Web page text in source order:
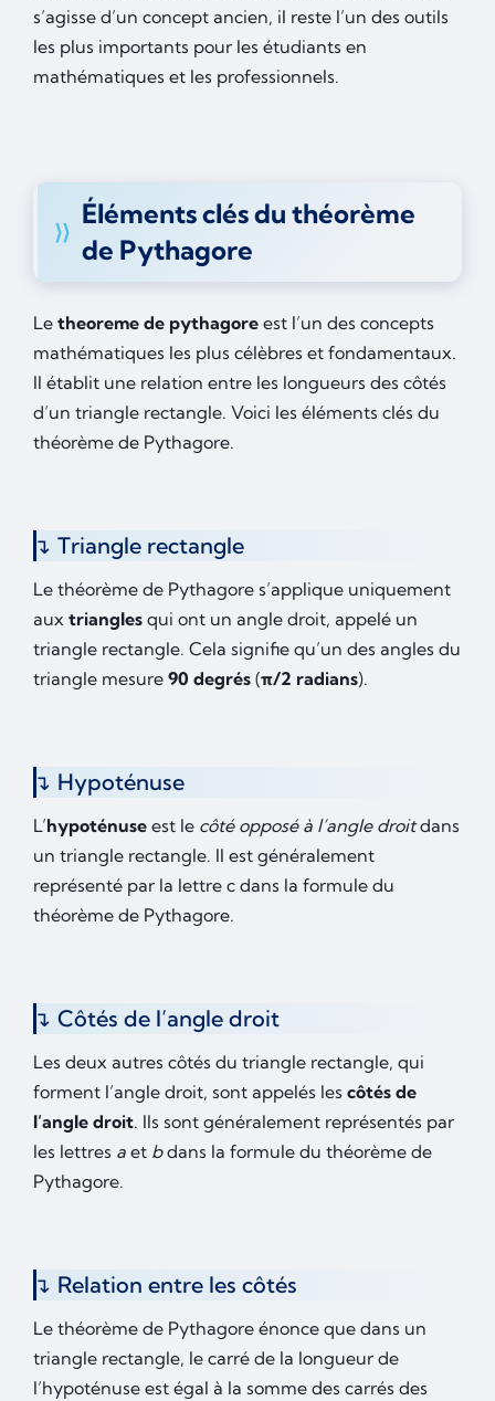
s’agisse d’un concept ancien, il reste l’un des outils
les plus importants pour les étudiants en
mathématiques et les professionnels.
Éléments clés du théorème
de Pythagore
Le theoreme de pythagore est l’un des concepts
mathématiques les plus célèbres et fondamentaux.
Il établit une relation entre les longueurs des côtés
d’un triangle rectangle. Voici les éléments clés du
théorème de Pythagore.
Triangle rectangle
Le théorème de Pythagore s’applique uniquement
aux triangles qui ont un angle droit, appelé un
triangle rectangle. Cela signifie qu’un des angles du
triangle mesure 90 degrés (π/2 radians).
Hypoténuse
L’hypoténuse est le côté opposé à l’angle droitdans
un triangle rectangle. Il est généralement
représenté par la lettre c dans la formule du
théorème de Pythagore.
Côtés de l’angle droit
Les deux autres côtés du triangle rectangle, qui
forment l’angle droit, sont appelés les côtés de
l’angle droit. Ils sont généralement représentés par
les lettres a et bdans la formule du théorème de
Pythagore.
Relation entre les côtés
Le théorème de Pythagore énonce que dans un
triangle rectangle, le carré de la longueur de
l’hypoténuse est égal à la somme des carrés des